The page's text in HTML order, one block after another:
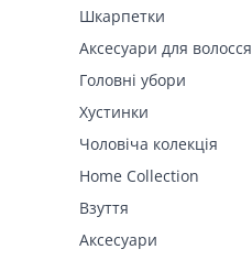
Шкарпетки
Аксесуари для волосся
Головні убори
Хустинки
Чоловіча колекція
Home Collection
Взуття
Аксесуари
Основний колір (13)
Форма лінзи (6)
Поляризація (2)
Матеріал оправи (3)